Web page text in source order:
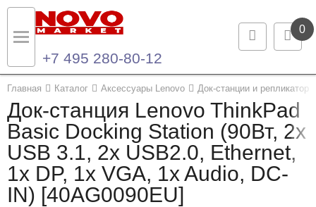
0
+7 495 280-80-12
Главная Каталог Аксессуары Lenovo Док-станции и
Док-станция Lenovo ThinkPad
Basic Docking Station (90Вт, 2x
USB 3.1, 2x USB2.0, Ethernet,
1x DP, 1x VGA, 1x Audio, DC-
IN) [40AG0090EU]
Назад
Каталог продукции
Ноутбуки и ультрабуки
Компьютеры
Назад
Контакты
Контактная информация